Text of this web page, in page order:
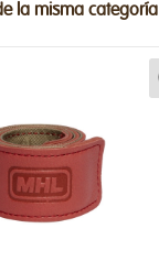
la misma categoría